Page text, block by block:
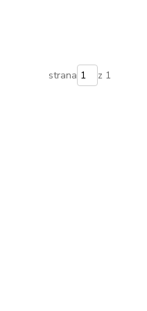
strana z 1